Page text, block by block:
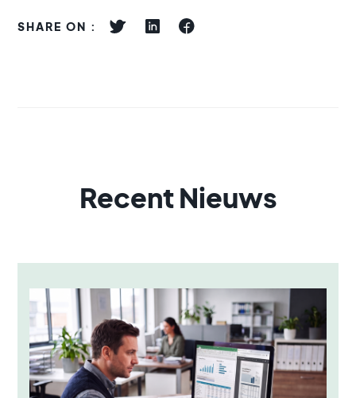
SHARE ON :
Recent Nieuws